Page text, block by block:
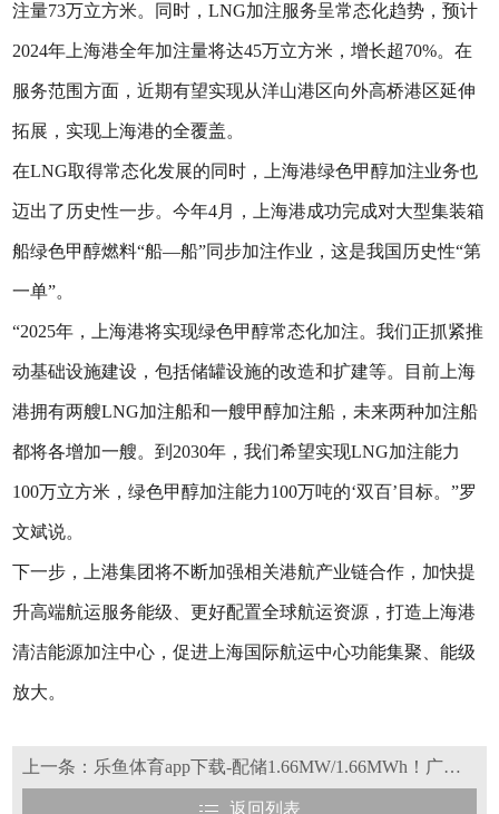
注量73万立方米。同时，LNG加注服务呈常态化趋势，预计
2024年上海港全年加注量将达45万立方米，增长超70%。在
服务范围方面，近期有望实现从洋山港区向外高桥港区延伸
拓展，实现上海港的全覆盖。
在LNG取得常态化发展的同时，上海港绿色甲醇加注业务也
迈出了历史性一步。今年4月，上海港成功完成对大型集装箱
船绿色甲醇燃料“船—船”同步加注作业，这是我国历史性“第
一单”。
“2025年，上海港将实现绿色甲醇常态化加注。我们正抓紧推
动基础设施建设，包括储罐设施的改造和扩建等。目前上海
港拥有两艘LNG加注船和一艘甲醇加注船，未来两种加注船
都将各增加一艘。到2030年，我们希望实现LNG加注能力
100万立方米，绿色甲醇加注能力100万吨的‘双百’目标。”罗
文斌说。
下一步，上港集团将不断加强相关港航产业链合作，加快提
升高端航运服务能级、更好配置全球航运资源，打造上海港
清洁能源加注中心，促进上海国际航运中心功能集聚、能级
放大。
上一条：乐鱼体育app下载-配储1.66MW/1.66MWh！广东阳江漂浮式海上风电配储项目投产
返回列表